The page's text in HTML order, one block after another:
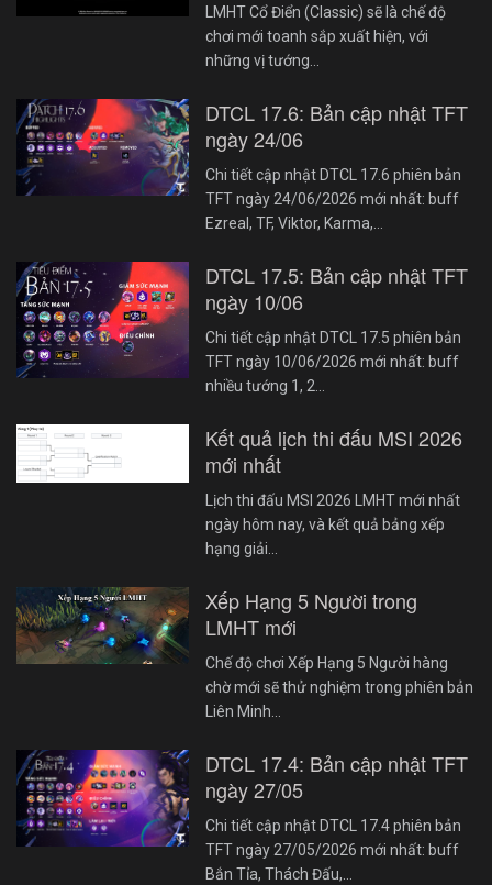
LMHT Cổ Điển (Classic) sẽ là chế độ
chơi mới toanh sắp xuất hiện, với
những vị tướng…
DTCL 17.6: Bản cập nhật TFT
ngày 24/06
Chi tiết cập nhật DTCL 17.6 phiên bản
TFT ngày 24/06/2026 mới nhất: buff
Ezreal, TF, Viktor, Karma,…
DTCL 17.5: Bản cập nhật TFT
ngày 10/06
Chi tiết cập nhật DTCL 17.5 phiên bản
TFT ngày 10/06/2026 mới nhất: buff
nhiều tướng 1, 2…
Kết quả lịch thi đấu MSI 2026
mới nhất
Lịch thi đấu MSI 2026 LMHT mới nhất
ngày hôm nay, và kết quả bảng xếp
hạng giải…
Xếp Hạng 5 Người trong
LMHT mới
Chế độ chơi Xếp Hạng 5 Người hàng
chờ mới sẽ thử nghiệm trong phiên bản
Liên Minh…
DTCL 17.4: Bản cập nhật TFT
ngày 27/05
Chi tiết cập nhật DTCL 17.4 phiên bản
TFT ngày 27/05/2026 mới nhất: buff
Bắn Tỉa, Thách Đấu,…